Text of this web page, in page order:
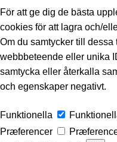
För att ge dig de bästa
cookies för att lagra och/
Om du samtycker till
webbbeteende eller unika
samtycka eller återkalla
och egenskaper negativt.
Funktionella
Præferencer